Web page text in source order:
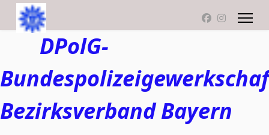
DPolG-
Bezirksverband Bayern